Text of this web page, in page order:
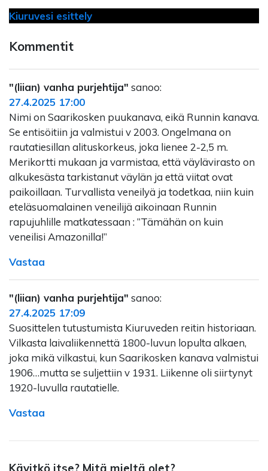
Kiuruvesi esittely
Kommentit
"(liian) vanha purjehtija" sanoo:
27.4.2025 17:00
Nimi on Saarikosken puukanava, eikä Runnin kanava.
Se entisöitiin ja valmistui v 2003. Ongelmana on
rautatiesillan alituskorkeus, joka lienee 2-2,5 m.
Merikortti mukaan ja varmistaa, että väylävirasto on
alkukesästa tarkistanut väylän ja että viitat ovat
paikoillaan. Turvallista veneilyä ja todetkaa, niin kuin
eteläsuomalainen veneilijä aikoinaan Runnin
rapujuhlille matkatessaan : ”Tämähän on kuin
veneilisi Amazonilla!”
Vastaa
"(liian) vanha purjehtija" sanoo:
27.4.2025 17:09
Suosittelen tutustumista Kiuruveden reitin historiaan.
Vilkasta laivaliikennettä 1800-luvun lopulta alkaen,
joka mikä vilkastui, kun Saarikosken kanava valmistui
1906…mutta se suljettiin v 1931. Liikenne oli siirtynyt
1920-luvulla rautatielle.
Vastaa
Kävitkö itse? Mitä mieltä olet?